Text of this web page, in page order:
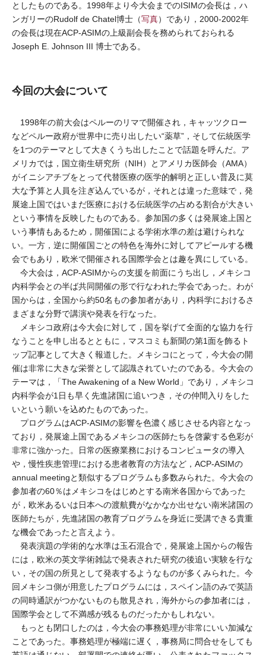
としたものである。1998年より今大会までのISIMの会長は，ハ
ンガリーのRudolf de Chatel博士（写真）であり，2000-2002年
の会長は現在ACP-ASIMの上級副会長を務められておられる
Joseph E. Johnson III 博士である。
今回の大会について
1998年の前大会はペルーのリマで開催され，キャッツクロー
などペルー政府が世界中に売り出したい“薬草”，そして伝統医学
を1つのテーマとして大きくうち出したことで話題を呼んだ。ア
メリカでは，国立衛生研究所（NIH）とアメリカ医師会（AMA）
がイニシアチブをとって代替医療の医学的解明と正しい普及に莫
大な予算と人員を注ぎ込んでいるが，それとは違った意味で，発
展途上国ではいまだ医療における伝統医学の占める割合が大きい
という事情を反映したものである。参加国の多くは発展途上国と
いう事情もあるため，開催国による学術水準の差は避けられな
い。一方，逆に開催国ごとの特色を海外に対してアピールする機
会でもあり，欧米で開催される国際学会とは趣を異にしている。
今大会は，ACP-ASIMからの支援を前面にうち出し，メキシコ
内科学会との半ば共同開催の形で行なわれた学会であった。わが
国からは，全国から約50名もの参加者があり，内科学におけるさ
まざまな分野で講演や発表を行なった。
メキシコ政府は今大会に対して，国を挙げて全面的な協力を行
なうことを申し出るとともに，マスコミも新聞の第1面を飾るト
ップ記事として大きく報道した。メキシコにとって，今大会の開
催は非常に大きな栄誉として認識されていたのである。今大会の
テーマは，「The Awakening of a New World」であり，メキシコ
内科学会が1日も早く先進諸国に追いつき，その仲間入りをした
いという願いを込めたものであった。
プログラムはACP-ASIMの影響を色濃く感じさせる内容となっ
ており，発展途上国であるメキシコの医師たちを啓蒙する色彩が
非常に強かった。日常の医療業務におけるコンピュータの導入
や，慢性疾患管理における患者教育の方法など，ACP-ASIMの
annual meetingと類似するプログラムも多数みられた。今大会の
参加者の60％はメキシコをはじめとする南米各国からであった
が，欧米あるいは日本への渡航費がなかなか出せない南米諸国の
医師たちが，先進諸国の教育プログラムを身近に受講できる貴重
な機会であったと言えよう。
発表演題の学術的な水準は玉石混合で，発展途上国からの報告
には，欧米の英文学術雑誌で発表された研究の後追い実験を行な
い，その国の所見として発表するようなものが多くみられた。今
回メキシコ側が用意したプログラムには，スペイン語のみで英語
の同時通訳がつかないものも散見され，海外からの参加者には，
国際学会として不満感が残るものだったかもしれない。
もっとも閉口したのは，今大会の事務処理が非常にいい加減な
ことであった。事務処理が極端に遅く，事務局に問合せをしても